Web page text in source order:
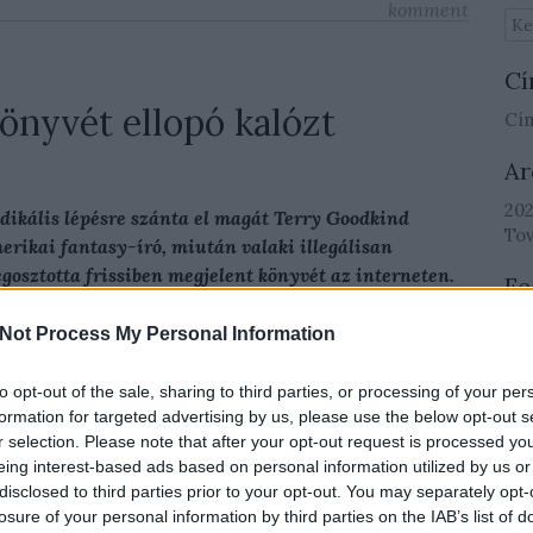
Process My Personal Information
opt-out of the sale, sharing to third parties, or processing of your
for targeted advertising by us, please use the below opt-out
selection. Please note that after your opt-out request is processed
interest-based ads based on personal information utilized by us
to third parties prior to your opt-out. You may separately
of your personal information by third parties on the IAB’s list of
komment
ellopó kalózt
lépésre szánta el magát Terry Goodkind
fantasy-író, miután valaki illegálisan
frissiben megjelent könyvét az interneten.
Goodkind amerikai fantasy-szerző úgy döntött,
of Magda Searus) magánkiadásban jelenteti
Összesen három formátumot tervezett: a
(és korlátozott számú) nyomtatott
kívül hangoskönyvként és e-könyvként is
nagyjából 10 dollárért (ráadásul, aki igazán